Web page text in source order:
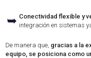
➥ Conectividad flexible y
integración en sistemas
De manera que, gracias a la
equipo, se posiciona como